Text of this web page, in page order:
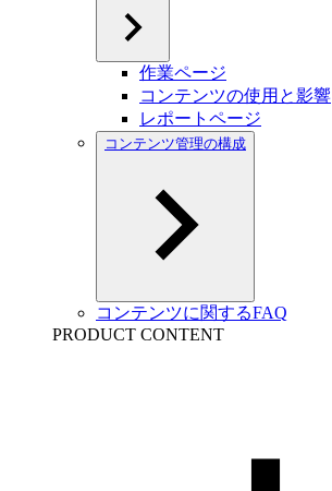
作業ページ
コンテンツの使用と影響
レポートページ
コンテンツ管理の構成
コンテンツに関するFAQ
PRODUCT CONTENT